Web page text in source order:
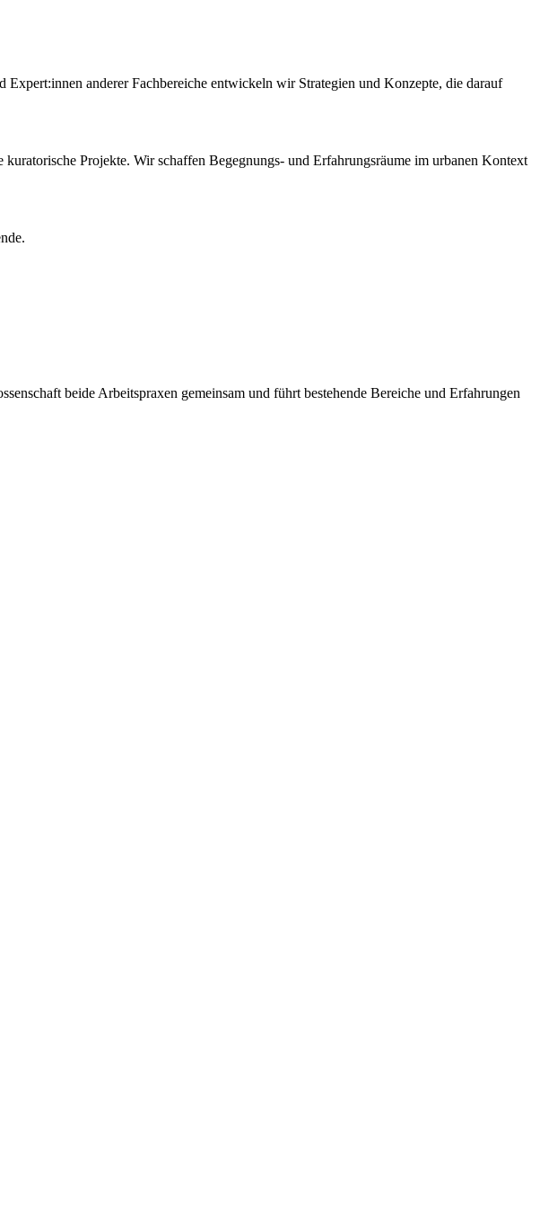
anderer Fachbereiche entwickeln wir Strategien und Konzepte, die darauf
Projekte. Wir schaffen Begegnungs- und Erfahrungsräume im urbanen Kontext
beide Arbeitspraxen gemeinsam und führt bestehende Bereiche und Erfahrungen